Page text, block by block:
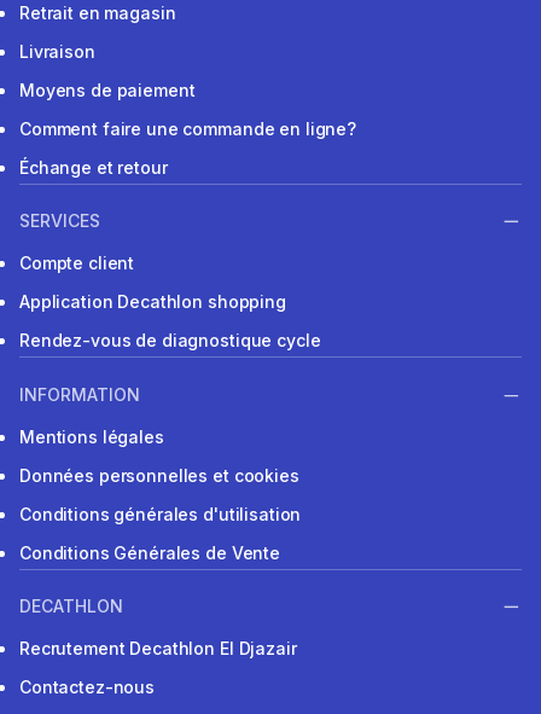
Retrait en magasin
Livraison
Moyens de paiement
Comment faire une commande en ligne?
Échange et retour
SERVICES
Compte client
Application Decathlon shopping
Rendez-vous de diagnostique cycle
INFORMATION
Mentions légales
Données personnelles et cookies
Conditions générales d'utilisation
Conditions Générales de Vente
DECATHLON
Recrutement Decathlon El Djazair
Contactez-nous